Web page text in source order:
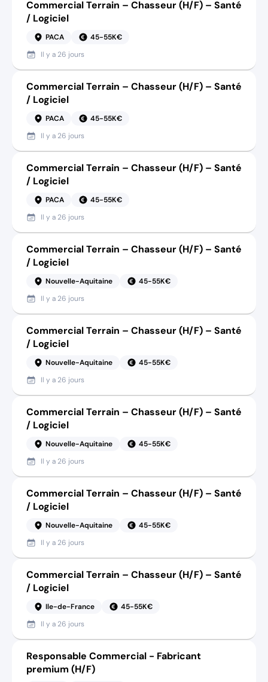
Commercial Terrain – Chasseur (H/F) – Santé
/ Logiciel
PACA
45-55K€
Il y a 26 jours
Commercial Terrain – Chasseur (H/F) – Santé
/ Logiciel
PACA
45-55K€
Il y a 26 jours
Commercial Terrain – Chasseur (H/F) – Santé
/ Logiciel
PACA
45-55K€
Il y a 26 jours
Commercial Terrain – Chasseur (H/F) – Santé
/ Logiciel
Nouvelle-Aquitaine
45-55K€
Il y a 26 jours
Commercial Terrain – Chasseur (H/F) – Santé
/ Logiciel
Nouvelle-Aquitaine
45-55K€
Il y a 26 jours
Commercial Terrain – Chasseur (H/F) – Santé
/ Logiciel
Nouvelle-Aquitaine
45-55K€
Il y a 26 jours
Commercial Terrain – Chasseur (H/F) – Santé
/ Logiciel
Nouvelle-Aquitaine
45-55K€
Il y a 26 jours
Commercial Terrain – Chasseur (H/F) – Santé
/ Logiciel
Ile-de-France
45-55K€
Il y a 26 jours
Responsable Commercial - Fabricant
premium (H/F)